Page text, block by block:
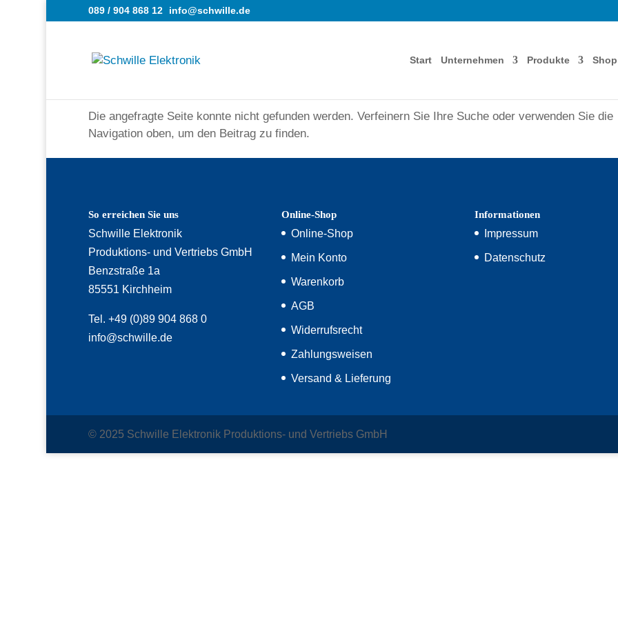
089 / 904 868 12 info@schwille.de
Start Unternehmen Produkte Shop
Die angefragte Seite konnte nicht gefunden werden. Verfeinern Sie Ihre Suche oder verwenden Sie die
Navigation oben, um den Beitrag zu finden.
So erreichen Sie uns
Schwille Elektronik
Produktions- und Vertriebs GmbH
Benzstraße 1a
85551 Kirchheim
Tel. +49 (0)89 904 868 0
info@schwille.de
Online-Shop
Online-Shop
Mein Konto
Warenkorb
AGB
Widerrufsrecht
Zahlungsweisen
Versand & Lieferung
Informationen
Impressum
Datenschutz
© 2025 Schwille Elektronik Produktions- und Vertriebs GmbH